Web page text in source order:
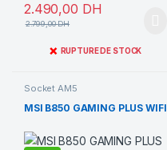
2.490,00 DH
2.799,00DH
❌ RUPTURE DE STOCK
Socket AM5
MSI B850 GAMING PLUS WIFI